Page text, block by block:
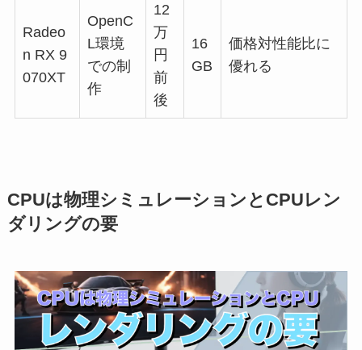
Radeo
n RX 9
070XT
OpenC
L環境
での制
作
12
万
円
前
後
16
GB
価格対性能比に
優れる
CPUは物理シミュレーションとCPUレン
ダリングの要